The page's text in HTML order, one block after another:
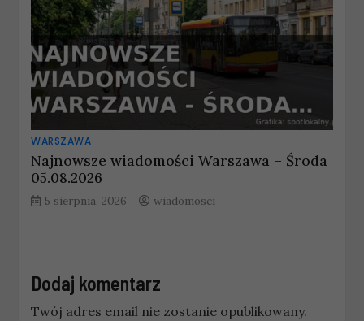
WARSZAWA
Najnowsze wiadomości Warszawa – Środa
05.08.2026
5 sierpnia, 2026 wiadomosci
Dodaj komentarz
Twój adres email nie zostanie opublikowany.